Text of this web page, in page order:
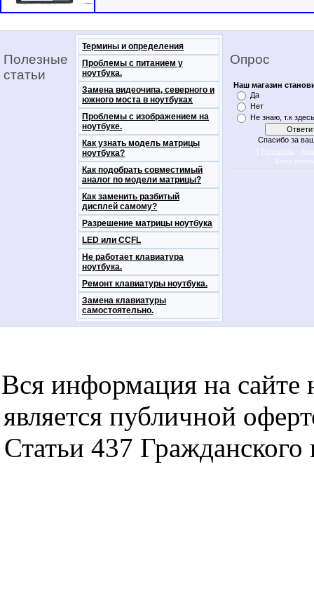
Полезные
статьи
Термины и определения
Проблемы с питанием у
ноутбука.
Замена видеочипа, северного и
южного моста в ноутбуках
Проблемы с изображением на
ноутбуке.
Как узнать модель матрицы
ноутбука?
Как подобрать совместимый
аналог по модели матрицы?
Как заменить разбитый
дисплей самому?
Разрешение матрицы ноутбука
LED или CCFL
Не работает клавиатура
ноутбука.
Ремонт клавиатуры ноутбука.
Замена клавиатуры
самостоятельно.
Опрос
Наш магазин
Да
Нет
Не знаю, т.к
Спасибо за
Вся информация на сайте
является публичной
Статьи 437